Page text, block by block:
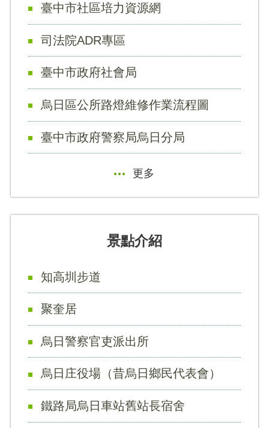
臺中市社區培力資源網
司法院ADR專區
臺中市政府社會局
烏日區公所路燈維修作業流程圖
臺中市政府警察局烏日分局
更多
景點介紹
知高圳步道
聚奎居
烏日警察官吏派出所
烏日庄役場（昔烏日鄉民代表會）
鐵路局烏日車站舊站長宿舍